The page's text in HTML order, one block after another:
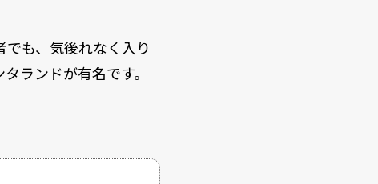
も、気後れなく入り
ランドが有名です。